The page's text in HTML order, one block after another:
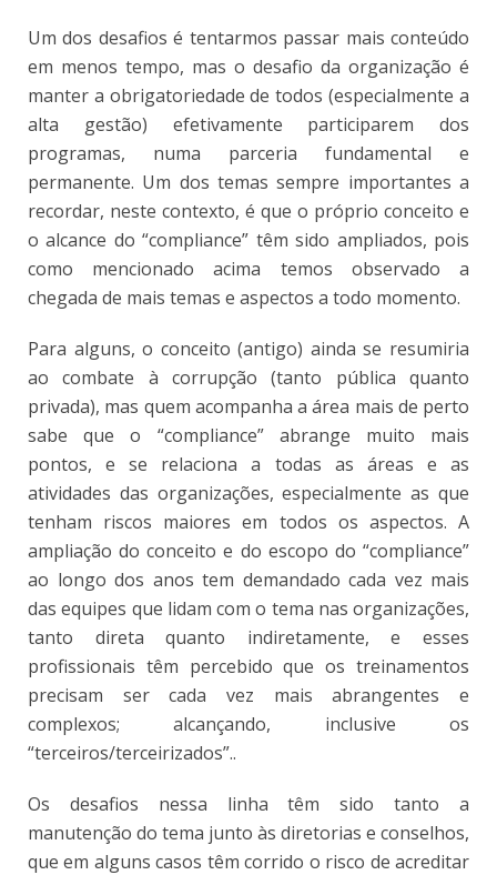
Um dos desafios é tentarmos passar mais conteúdo
em menos tempo, mas o desafio da organização é
manter a obrigatoriedade de todos (especialmente a
alta gestão) efetivamente participarem dos
programas, numa parceria fundamental e
permanente. Um dos temas sempre importantes a
recordar, neste contexto, é que o próprio conceito e
o alcance do “compliance” têm sido ampliados, pois
como mencionado acima temos observado a
chegada de mais temas e aspectos a todo momento.
Para alguns, o conceito (antigo) ainda se resumiria
ao combate à corrupção (tanto pública quanto
privada), mas quem acompanha a área mais de perto
sabe que o “compliance” abrange muito mais
pontos, e se relaciona a todas as áreas e as
atividades das organizações, especialmente as que
tenham riscos maiores em todos os aspectos. A
ampliação do conceito e do escopo do “compliance”
ao longo dos anos tem demandado cada vez mais
das equipes que lidam com o tema nas organizações,
tanto direta quanto indiretamente, e esses
profissionais têm percebido que os treinamentos
precisam ser cada vez mais abrangentes e
complexos; alcançando, inclusive os
“terceiros/terceirizados”..
Os desafios nessa linha têm sido tanto a
manutenção do tema junto às diretorias e conselhos,
que em alguns casos têm corrido o risco de acreditar